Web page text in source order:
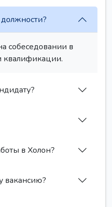
должности?
собеседовании в
квалификации.
в Холон?
вакансию?